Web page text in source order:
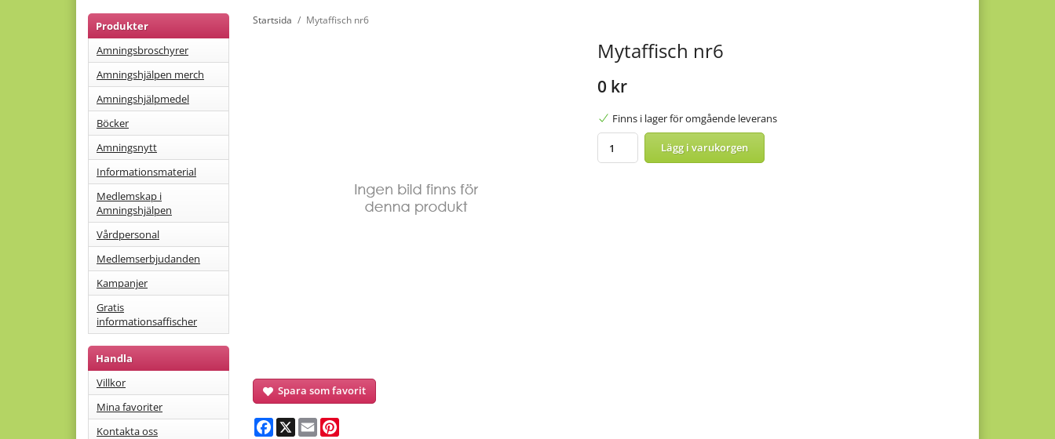
Produkter
Amningsbroschyrer
Amningshjälpen merch
Amningshjälpmedel
Böcker
Amningsnytt
Informationsmaterial
Medlemskap i
Amningshjälpen
Vårdpersonal
Medlemserbjudanden
Kampanjer
Gratis
informationsaffischer
Handla
Villkor
Mina favoriter
Kontakta oss
Startsida / Mytaffisch nr6
Mytaffisch nr6
0 kr
Finns i lager för omgående leverans
Lägg i varukorgen
Spara som favorit
Facebook
X Email